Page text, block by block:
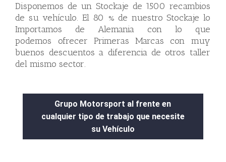
Disponemos de un Stockaje de 1500 recambios
de su vehículo. El 80 % de nuestro Stockaje lo
Importamos de Alemania con lo que
podemos ofrecer Primeras Marcas con muy
buenos descuentos a diferencia de otros taller
del mismo sector.
Grupo Motorsport al frente en
cualquier tipo de trabajo que necesite
su Vehículo